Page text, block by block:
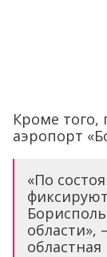
Кроме
аэропорт
«По
области»,